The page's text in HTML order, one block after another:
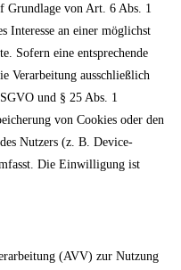
von Art. 6 Abs. 1
Interesse an einer möglichst
Sofern eine entsprechende
Verarbeitung ausschließlich
und § 25 Abs. 1
von Cookies oder den
Nutzers (z. B. Device-
Die Einwilligung ist
(AVV) zur Nutzung